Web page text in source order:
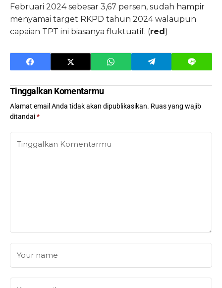
Februari 2024 sebesar 3,67 persen, sudah hampir
menyamai target RKPD tahun 2024 walaupun
capaian TPT ini biasanya fluktuatif. (red)
Tinggalkan Komentarmu
Alamat email Anda tidak akan dipublikasikan. Ruas yang wajib
ditandai*